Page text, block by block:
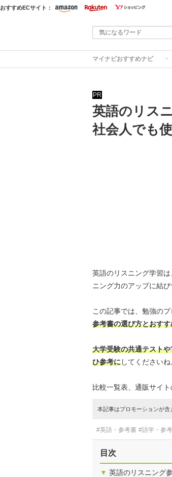
おすすめECサイト：
マイナビおすすめナビ
PR
英語のリス
社会人でも
英語のリスニング学習
ニング力のアップに結び
この記事では、勉強のプ
参考書の選び方とおす
大学受験の共通テスト
ひ参考にしてくださいね
比較一覧表、通販サイ
本記事はプロモーションが含
#英語・参考書 #語学・参
目次
▼ 英語のリスニング